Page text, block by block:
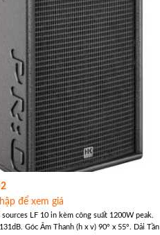
để xem giá
sources LF 10 in kèm công suất 1200W peak.
Góc Âm Thanh (h x v) 90° x 55°. Dải Tần